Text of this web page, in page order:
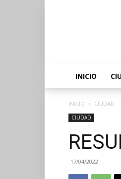
INICIO
INICIO CIUDAD
CIUDAD
17/04/2022